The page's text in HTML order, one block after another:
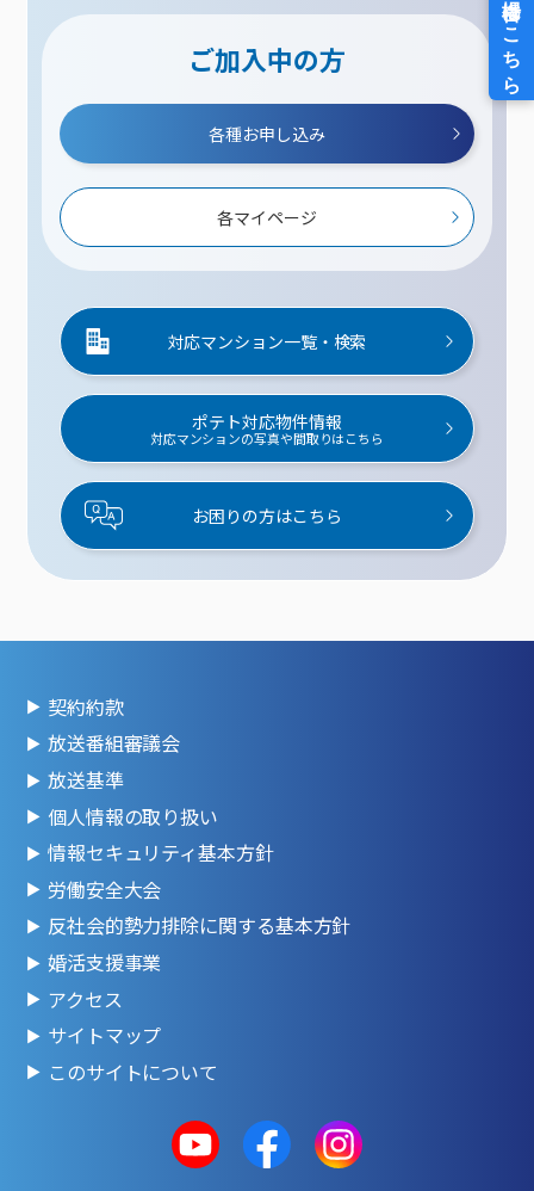
ご加入中の方
各種お申し込み
各マイページ
対応マンション一覧・検索
ポテト対応物件情報
対応マンションの写真や間取りはこちら
お困りの方はこちら
契約約款
放送番組審議会
放送基準
個人情報の取り扱い
情報セキュリティ基本方針
労働安全大会
反社会的勢力排除に関する基本方針
婚活支援事業
アクセス
サイトマップ
このサイトについて